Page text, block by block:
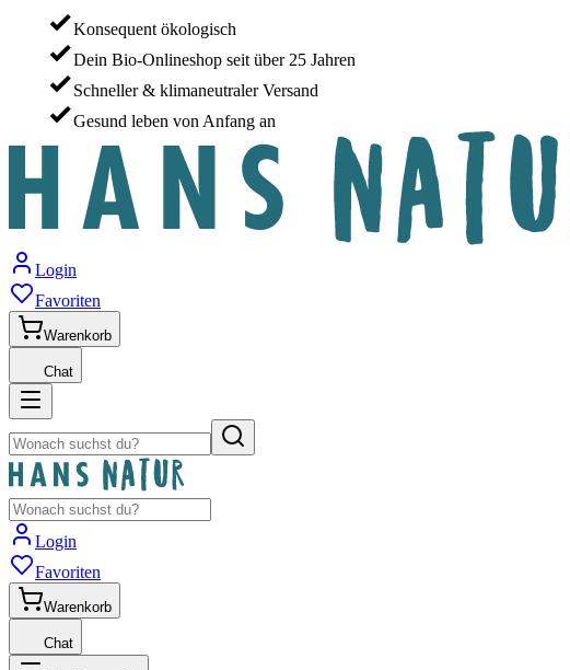
Konsequent ökologisch
Dein Bio-Onlineshop seit über 25 Jahren
Schneller & klimaneutraler Versand
Gesund leben von Anfang an
Login
Favoriten
Warenkorb
Chat
Login
Favoriten
Warenkorb
Chat